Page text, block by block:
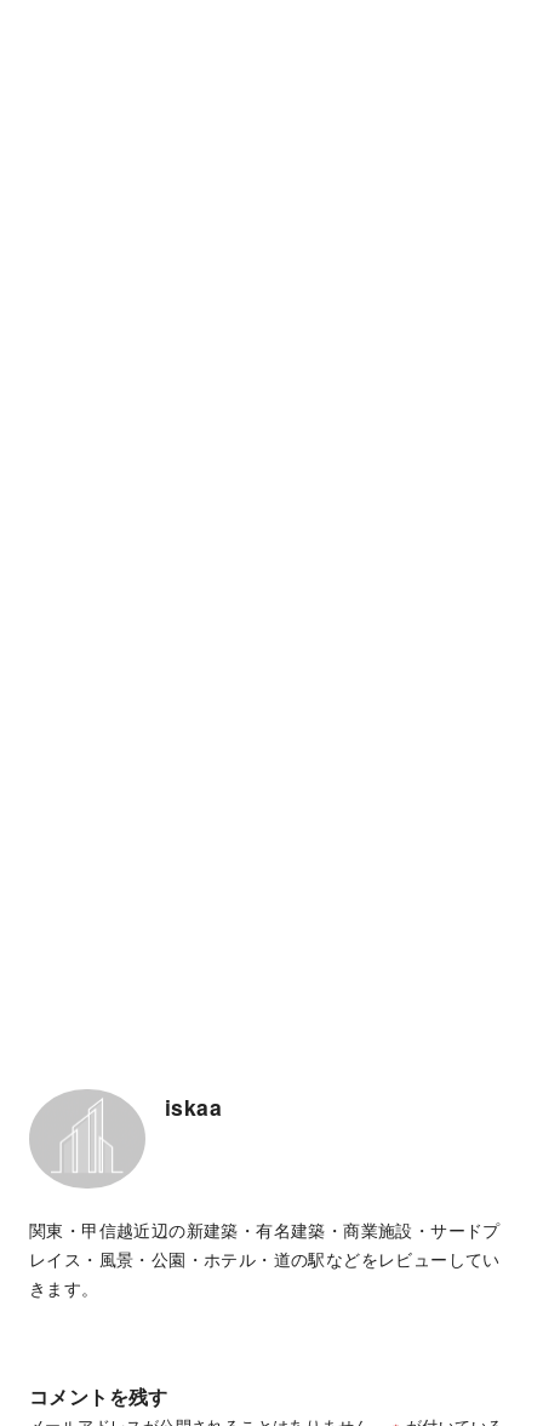
iskaa
関東・甲信越近辺の新建築・有名建築・商業施設・サードプ
レイス・風景・公園・ホテル・道の駅などをレビューしてい
きます。
コメントを残す